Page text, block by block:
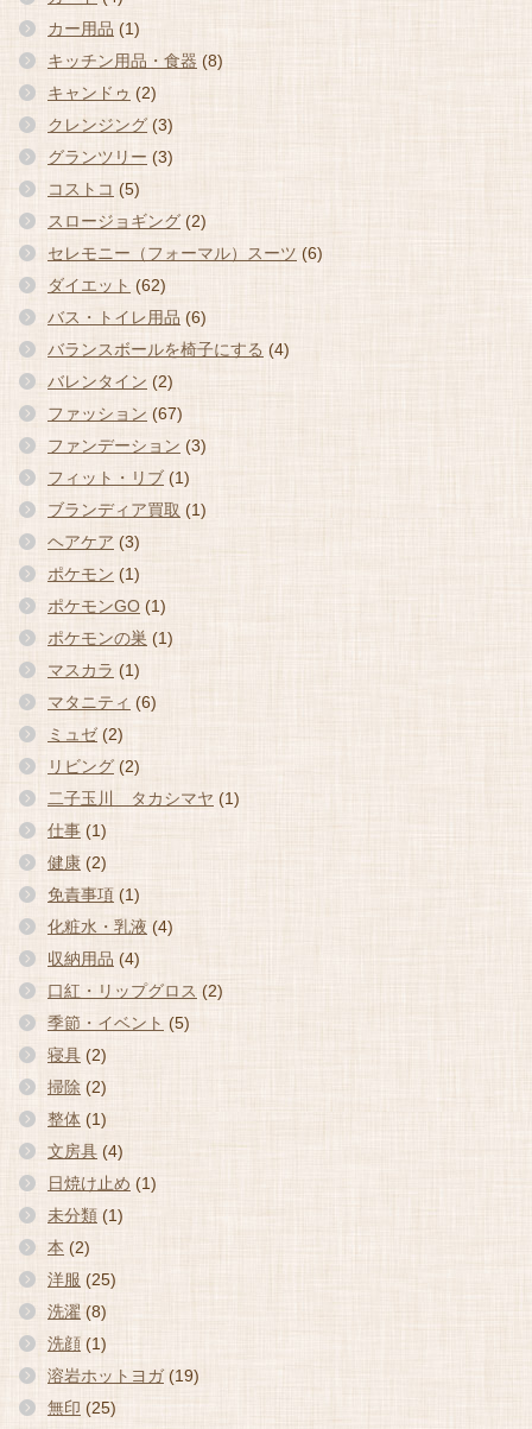
カー用品 (1)
キッチン用品・食器 (8)
キャンドゥ (2)
クレンジング (3)
グランツリー (3)
コストコ (5)
スロージョギング(2)
セレモニー（フォーマル）スーツ (6)
ダイエット (62)
バス・トイレ用品 (6)
バランスボールを椅子にする (4)
バレンタイン (2)
ファッション (67)
ファンデーション (3)
フィット・リブ (1)
ブランディア買取 (1)
ヘアケア (3)
ポケモン (1)
ポケモンGO (1)
ポケモンの巣 (1)
マスカラ (1)
マタニティ (6)
ミュゼ(2)
リビング (2)
二子玉川 タカシマヤ (1)
仕事 (1)
健康 (2)
免責事項 (1)
化粧水・乳液 (4)
収納用品 (4)
口紅・リップグロス (2)
季節・イベント (5)
寝具 (2)
掃除 (2)
整体 (1)
文房具 (4)
日焼け止め (1)
未分類 (1)
本 (2)
洋服 (25)
洗濯 (8)
洗顔 (1)
溶岩ホットヨガ(19)
無印 (25)